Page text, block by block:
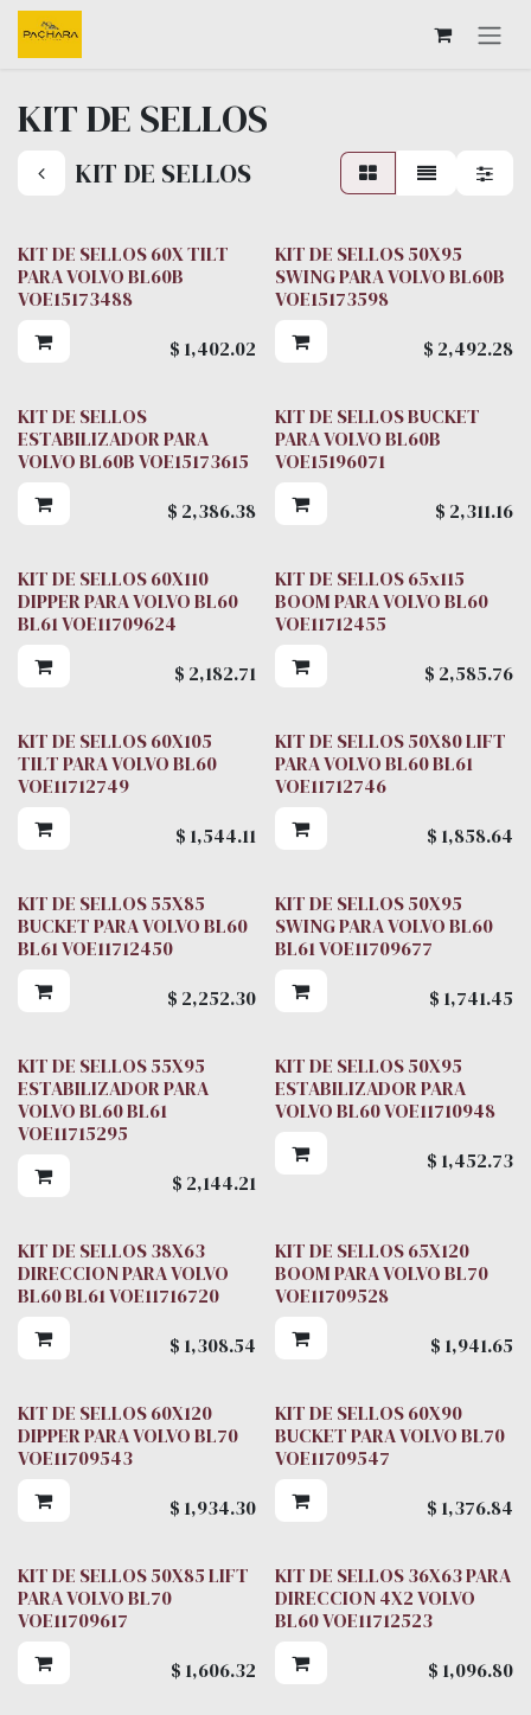
Ir al contenido
KIT DE SELLOS
KIT DE SELLOS
KIT DE SELLOS 60X TILT
PARA VOLVO BL60B
VOE15173488
$ 1,402.02
KIT DE SELLOS 50X95
SWING PARA VOLVO BL60B
VOE15173598
$ 2,492.28
KIT DE SELLOS
ESTABILIZADOR PARA
VOLVO BL60B VOE15173615
$ 2,386.38
KIT DE SELLOS BUCKET
PARA VOLVO BL60B
VOE15196071
$ 2,311.16
KIT DE SELLOS 60X110
DIPPER PARA VOLVO BL60
BL61 VOE11709624
$ 2,182.71
KIT DE SELLOS 65x115
BOOM PARA VOLVO BL60
VOE11712455
$ 2,585.76
KIT DE SELLOS 60X105
TILT PARA VOLVO BL60
VOE11712749
$ 1,544.11
KIT DE SELLOS 50X80 LIFT
PARA VOLVO BL60 BL61
VOE11712746
$ 1,858.64
KIT DE SELLOS 55X85
BUCKET PARA VOLVO BL60
BL61 VOE11712450
$ 2,252.30
KIT DE SELLOS 50X95
SWING PARA VOLVO BL60
BL61 VOE11709677
$ 1,741.45
KIT DE SELLOS 55X95
ESTABILIZADOR PARA
VOLVO BL60 BL61
VOE11715295
$ 2,144.21
KIT DE SELLOS 50X95
ESTABILIZADOR PARA
VOLVO BL60 VOE11710948
$ 1,452.73
KIT DE SELLOS 38X63
DIRECCION PARA VOLVO
BL60 BL61 VOE11716720
$ 1,308.54
KIT DE SELLOS 65X120
BOOM PARA VOLVO BL70
VOE11709528
$ 1,941.65
KIT DE SELLOS 60X120
DIPPER PARA VOLVO BL70
VOE11709543
$ 1,934.30
KIT DE SELLOS 60X90
BUCKET PARA VOLVO BL70
VOE11709547
$ 1,376.84
KIT DE SELLOS 50X85 LIFT
PARA VOLVO BL70
VOE11709617
$ 1,606.32
KIT DE SELLOS 36X63 PARA
DIRECCION 4X2 VOLVO
BL60 VOE11712523
$ 1,096.80